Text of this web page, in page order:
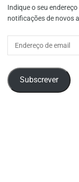
Indique o seu
notificações de novos
Subscrever